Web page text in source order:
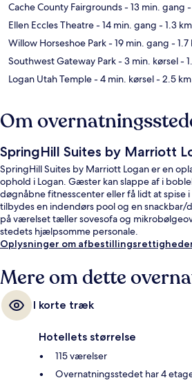
Cache County Fairgrounds- 13 min. gang -
Ellen Eccles Theatre- 14 min. gang - 1.3 km
Willow Horseshoe Park- 19 min. gang - 1.7
Southwest Gateway Park- 3 min. kørsel-
Logan Utah Temple- 4 min. kørsel- 2.5 km
Om
SpringHill Suites by Marriott
SpringHill Suites by Marriott Logan er en
ophold i Logan. Gæster kan slappe af i
døgnåbne fitnesscenter eller få lidt at spise
tilbydes en indendørs pool og en
på værelset tæller sovesofa og
stedets hjælpsomme personale.
Oplysninger om
Mere om dette
I korte træk
Hotellets størrelse
115 værelser
Overnatningsstedet har 4